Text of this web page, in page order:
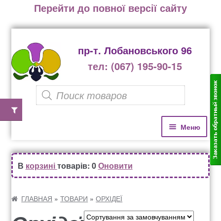
Перейти до повної версії сайту
пр-т. Лобановського 96
тел: (067) 195-90-15
P
r
u
c
s
е
р
е
й
и
е
р
е
й
и
Меню
Озеленення офісів, бізнес центрів, ресторанів
В корзинітоварів: 0Оновити
ГЛАВНАЯ »ТОВАРИ »ОРХІДЕЇ